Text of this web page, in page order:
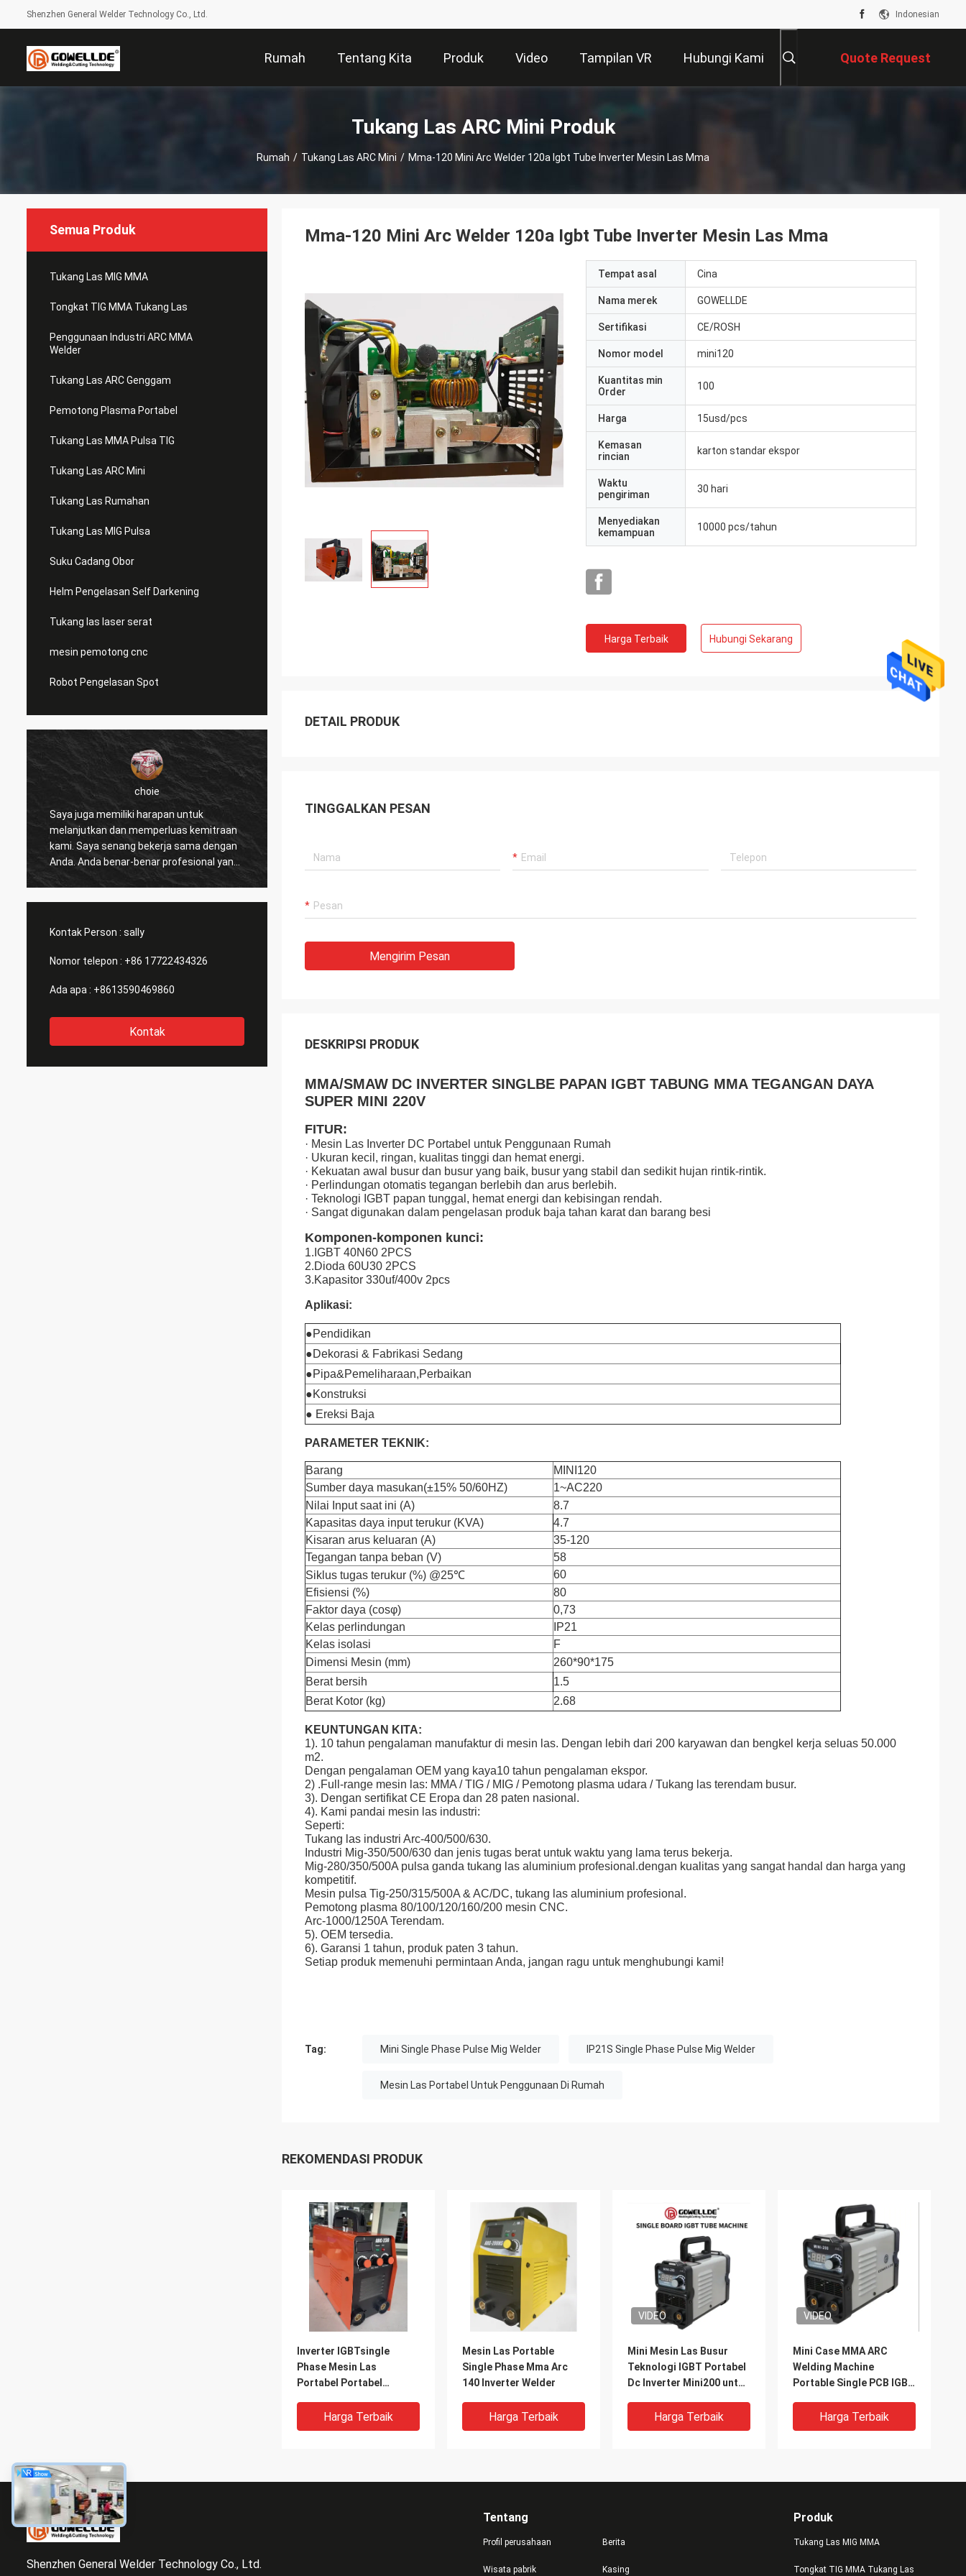
Shenzhen General Welder Technology Co., Ltd. Indonesian
Rumah Tentang Kita Produk Video Tampilan VR Hubungi Kami Quote Request
Tukang Las ARC Mini Produk
Rumah / Tukang Las ARC Mini / Mma-120 Mini Arc Welder 120a Igbt Tube Inverter Mesin Las Mma
Semua Produk
Tukang Las MIG MMA
Tongkat TIG MMA Tukang Las
Penggunaan Industri ARC MMA
Welder
Tukang Las ARC Genggam
Pemotong Plasma Portabel
Tukang Las MMA Pulsa TIG
Tukang Las ARC Mini
Tukang Las Rumahan
Tukang Las MIG Pulsa
Suku Cadang Obor
Helm Pengelasan Self Darkening
Tukang las laser serat
mesin pemotong cnc
Robot Pengelasan Spot
choie
Saya juga memiliki harapan untuk
melanjutkan dan memperluas kemitraan
kami. Saya senang bekerja sama dengan
Anda. Anda benar-benar profesional yang
sangat baik dan mendukung kami
Saya senang bekerja sama dengan Anda,
pelanggan lain, jadi saya sangat
berlangganan produk Anda.
Kontak Person : sally
Nomor telepon : +86 17722434326
Ada apa : +8613590469860
Kontak
Mma-120 Mini Arc Welder 120a Igbt Tube Inverter Mesin Las Mma
Tempat asal Cina
Nama merek GOWELLDE
Sertifikasi CE/ROSH
Nomor model mini120
Kuantitas min
Order
100
Harga 15usd/pcs
Kemasan
rincian
karton standar ekspor
Waktu
pengiriman
30 hari
Menyediakan
kemampuan
10000 pcs/tahun
Harga Terbaik Hubungi Sekarang
DETAIL PRODUK
TINGGALKAN PESAN
Mengirim Pesan
DESKRIPSI PRODUK
MMA/SMAW DC INVERTER SINGLBE PAPAN IGBT TABUNG MMA TEGANGAN DAYA
SUPER MINI 220V
FITUR:
· Mesin Las Inverter DC Portabel untuk Penggunaan Rumah
· Ukuran kecil, ringan, kualitas tinggi dan hemat energi.
· Kekuatan awal busur dan busur yang baik, busur yang stabil dan sedikit hujan rintik-rintik.
· Perlindungan otomatis tegangan berlebih dan arus berlebih.
· Teknologi IGBT papan tunggal, hemat energi dan kebisingan rendah.
· Sangat digunakan dalam pengelasan produk baja tahan karat dan barang besi
Komponen-komponen kunci:
1.IGBT 40N60 2PCS
2.Dioda 60U30 2PCS
3.Kapasitor 330uf/400v 2pcs
Aplikasi:
●Pendidikan
●Dekorasi & Fabrikasi Sedang
●Pipa&Pemeliharaan,Perbaikan
●Konstruksi
● Ereksi Baja
PARAMETER TEKNIK:
Barang
MINI120
Sumber daya masukan(±15% 50/60HZ)
1~AC220
Nilai Input saat ini (A)
8.7
Kapasitas daya input terukur (KVA)
4.7
Kisaran arus keluaran (A)
35-120
Tegangan tanpa beban (V)
58
Siklus tugas terukur (%) @25℃
60
Efisiensi (%)
80
Faktor daya (cosφ)
0,73
Kelas perlindungan
IP21
Kelas isolasi
F
Dimensi Mesin (mm)
260*90*175
Berat bersih
1.5
Berat Kotor (kg)
2.68
KEUNTUNGAN KITA:
1). 10 tahun pengalaman manufaktur di mesin las. Dengan lebih dari 200 karyawan dan bengkel kerja seluas 50.000
m2.
Dengan pengalaman OEM yang kaya10 tahun pengalaman ekspor.
2) .Full-range mesin las: MMA / TIG / MIG / Pemotong plasma udara / Tukang las terendam busur.
3). Dengan sertifikat CE Eropa dan 28 paten nasional.
4). Kami pandai mesin las industri:
Seperti:
Tukang las industri Arc-400/500/630.
Industri Mig-350/500/630 dan jenis tugas berat untuk waktu yang lama terus bekerja.
Mig-280/350/500A pulsa ganda tukang las aluminium profesional.dengan kualitas yang sangat handal dan harga yang
kompetitif.
Mesin pulsa Tig-250/315/500A & AC/DC, tukang las aluminium profesional.
Pemotong plasma 80/100/120/160/200 mesin CNC.
Arc-1000/1250A Terendam.
5). OEM tersedia.
6). Garansi 1 tahun, produk paten 3 tahun.
Setiap produk memenuhi permintaan Anda, jangan ragu untuk menghubungi kami!
Tag: Mini Single Phase Pulse Mig Welder IP21S Single Phase Pulse Mig Welder
Mesin Las Portabel Untuk Penggunaan Di Rumah
REKOMENDASI PRODUK
Inverter IGBTsingle
Phase Mesin Las
Portabel Portabel
Harga Terbaik
Mesin Las Portable
Single Phase Mma Arc
140 Inverter Welder
Harga Terbaik
VIDEO
Mini Mesin Las Busur
Teknologi IGBT Portabel
Dc Inverter Mini200 untuk
Ukuran Kecil Tukang Las
Busur AC220V
Harga Terbaik
VIDEO
Mini Case MMA ARC
Welding Machine
Portable Single PCB IGBT
Harga Terbaik
Shenzhen General Welder Technology Co., Ltd.
Tentang
Profil perusahaan
Wisata pabrik
Berita
Kasing
Produk
Tukang Las MIG MMA
Tongkat TIG MMA Tukang Las